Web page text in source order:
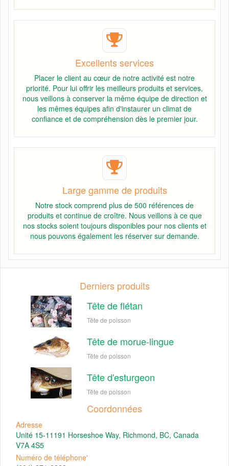
Excellents services
Placer le client au cœur de notre activité est notre
priorité. Pour lui offrir les meilleurs produits et services,
nous veillons à conserver la même équipe de direction et
les mêmes équipes afin d'instaurer un climat de
confiance et de compréhension dès le premier jour.
Large gamme de produits
Notre stock comprend plus de 500 références de
produits et continue de croître. Nous veillons à ce que
nos stocks soient toujours disponibles pour nos clients et
nous pouvons également les réserver sur demande.
Derniers produits
Tête de flétan
Tête de poisson
Tête de morue-lingue
Tête de poisson
Tête d'esturgeon
Tête de poisson
Coordonnées
Adresse
Unité 15-11191 Horseshoe Way, Richmond, BC, Canada
V7A 4S5
Numéro de téléphone'